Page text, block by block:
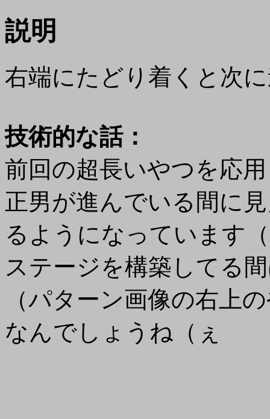
説明
右端にたどり着くと次
技術的な話：
前回の超長いやつを応
正男が進んでいる間に
るようになっています
ステージを構築してる
（パターン画像の右上
なんでしょうね（ぇ